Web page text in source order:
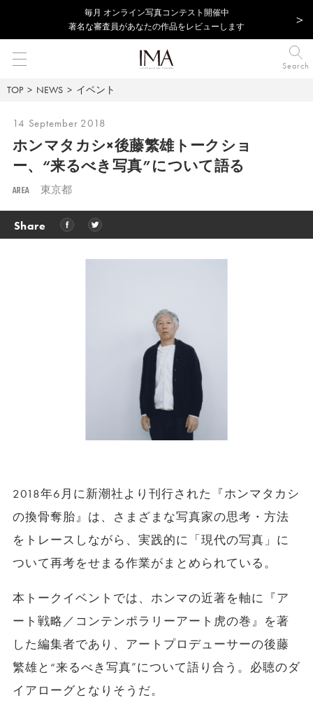
毎⽉ オンライン写真コンテスト開催中
著名な審査員があなたの作品をレビューします
Search
TOP NEWS イベント
14 September 2018
ホンマタカシ×後藤繁雄トークショ
ー、 “来るべき写真”について語る
AREA 東京都
Share
2018年6月に新潮社より刊行された『ホンマタカシ
の換骨奪胎』は、さまざまな写真家の思考・方法
をトレースしながら、実践的に「現代の写真」に
ついて再考をせまる作業がまとめられている。
本トークイベントでは、ホンマの近著を軸に『ア
ート戦略／コンテンポラリーアート虎の巻』を著
した編集者であり、アートプロデューサーの後藤
繁雄と“来るべき写真”について語り合う。必聴のダ
イアローグとなりそうだ。